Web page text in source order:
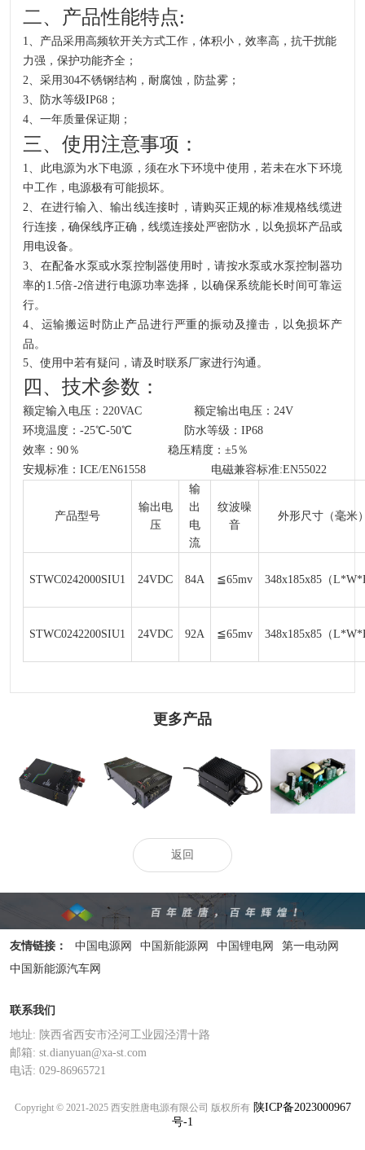
二、产品性能特点:
1、 产品采用高频软开关方式工作，体积小 ， 效率高 ， 抗干扰能
力强，保护功能齐全 ；
2、 采用304不锈钢结构，耐腐蚀，防盐雾 ；
3、防水等级IP68 ；
4、一年质量保证期 ；
三、使用注意事项：
1、此电源为水下电源，须在水下环境中使用，若未在水下环境
中工作，电源极有可能损坏。
2、在进行输入、输出线连接时，请购买正规的标准规格线缆进
行连接，确保线序正确，线缆连接处严密防水，以免损坏产品或
用电设备。
3、在配备水泵或水泵控制器使用时，请按水泵或水泵控制器功
率的1.5倍-2倍进行电源功率选择，以确保系统能长时间可靠运
行。
4、运输搬运时防止产品进行严重的振动及撞击，以免损坏产
品。
5、使用中若有疑问，请及时联系厂家进行沟通。
四、技术参数：
额定输入电压：220VAC 额定输出电压：24V
环境温度：-25℃-50℃ 防水等级：IP68
效率：90％ 稳压精度：±5％
安规标准：ICE/EN61558 电磁兼容标准:EN55022
产品型号
输出电
压
输
出
电
流
纹波噪
音
外形尺寸（毫米
STWC0242000SIU1 24VDC 84A ≦65mv 348x185x85（
STWC0242200SIU1 24VDC 92A ≦65mv 348x185x85（
更多产品
风冷电源
2400W-3000W
可调电源 900W-
1200W
岸边电源 1500W 裸板电源 30W
返回
友情链接： 中国电源网 中国新能源网 中国锂电网
第一电动网
中国新能源汽车网
联系我们
地址: 陕西省西安市泾河工业园泾渭十路
邮箱: st.dianyuan@xa-st.com
电话: 029-86965721
Copyright © 2021-2025 西安胜唐电源有限公司 版权所有 陕ICP备2023000967
号-1